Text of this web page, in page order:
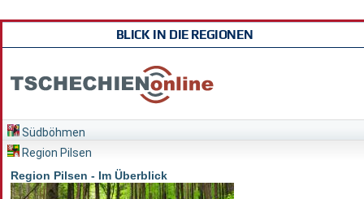
BLICK IN DIE REGIONEN
Südböhmen
Region Pilsen
Region Pilsen - Im Überblick